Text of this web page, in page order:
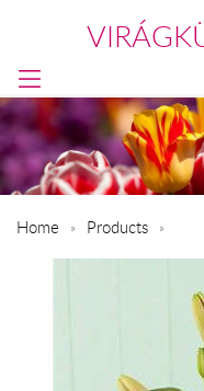
Home Products